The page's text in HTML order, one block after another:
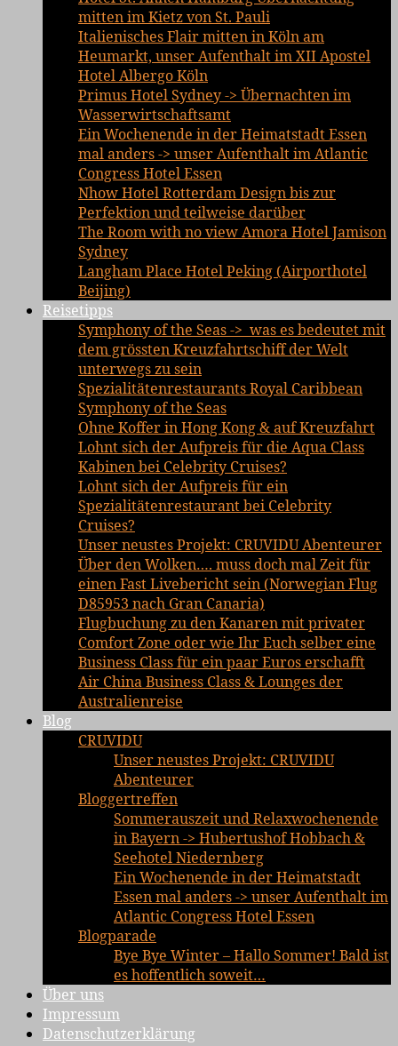
mitten im Kietz von St. Pauli
Italienisches Flair mitten in Köln am
Heumarkt, unser Aufenthalt im XII Apostel
Hotel Albergo Köln
Primus Hotel Sydney -> Übernachten im
Wasserwirtschaftsamt
Ein Wochenende in der Heimatstadt Essen
mal anders -> unser Aufenthalt im Atlantic
Congress Hotel Essen
Nhow Hotel Rotterdam Design bis zur
Perfektion und teilweise darüber
The Room with no view Amora Hotel Jamison
Sydney
Langham Place Hotel Peking (Airporthotel
Beijing)
Reisetipps
Symphony of the Seas -> was es bedeutet mit
dem grössten Kreuzfahrtschiff der Welt
unterwegs zu sein
Spezialitätenrestaurants Royal Caribbean
Symphony of the Seas
Ohne Koffer in Hong Kong & auf Kreuzfahrt
Lohnt sich der Aufpreis für die Aqua Class
Kabinen bei Celebrity Cruises?
Lohnt sich der Aufpreis für ein
Spezialitätenrestaurant bei Celebrity
Cruises?
Unser neustes Projekt: CRUVIDU Abenteurer
Über den Wolken…. muss doch mal Zeit für
einen Fast Livebericht sein (Norwegian Flug
D85953 nach Gran Canaria)
Flugbuchung zu den Kanaren mit privater
Comfort Zone oder wie Ihr Euch selber eine
Business Class für ein paar Euros erschafft
Air China Business Class & Lounges der
Australienreise
Blog
CRUVIDU
Unser neustes Projekt: CRUVIDU
Abenteurer
Bloggertreffen
Sommerauszeit und Relaxwochenende
in Bayern -> Hubertushof Hobbach &
Seehotel Niedernberg
Ein Wochenende in der Heimatstadt
Essen mal anders -> unser Aufenthalt im
Atlantic Congress Hotel Essen
Blogparade
Bye Bye Winter – Hallo Sommer! Bald ist
es hoffentlich soweit…
Über uns
Impressum
Datenschutzerklärung